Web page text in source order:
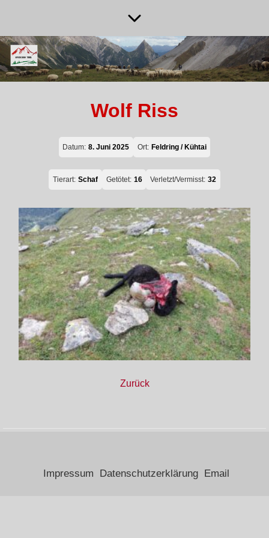
Wolf Riss
Datum: 8. Juni 2025 Ort: Feldring / Kühtai
Tierart: Schaf Getötet: 16 Verletzt/Vermisst: 32
Zurück
Impressum Datenschutzerklärung Email